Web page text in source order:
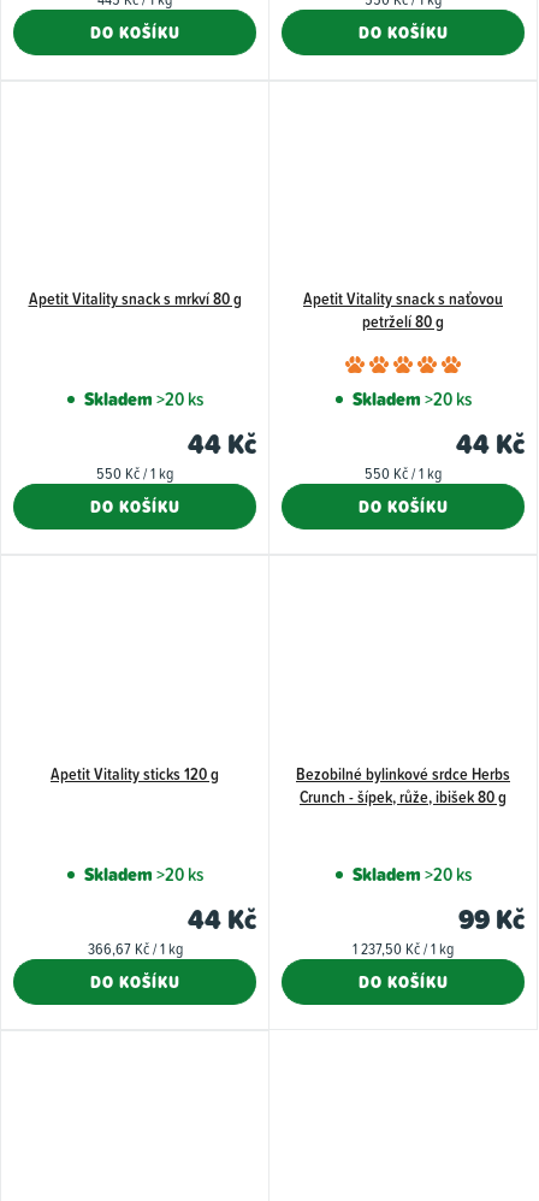
5,0
DO KOŠÍKU DO KOŠÍKU
Apetit Vitality snack s mrkví 80 g
Skladem>20 ks
44 Kč
Měrná
550 Kč / 1 kg
DO KOŠÍKU
Apetit Vitality snack s naťovou
petrželí 80 g
je
5,0
Skladem>20 ks
44 Kč
Měrná
550 Kč / 1 kg
DO KOŠÍKU
Apetit Vitality sticks 120 g
Skladem>20 ks
44 Kč
Měrná
366,67 Kč / 1 kg
DO KOŠÍKU
Bezobilné bylinkové srdce Herbs
Crunch - šípek, růže, ibišek 80 g
Skladem>20 ks
99 Kč
Měrná
1 237,50 Kč / 1 kg
DO KOŠÍKU